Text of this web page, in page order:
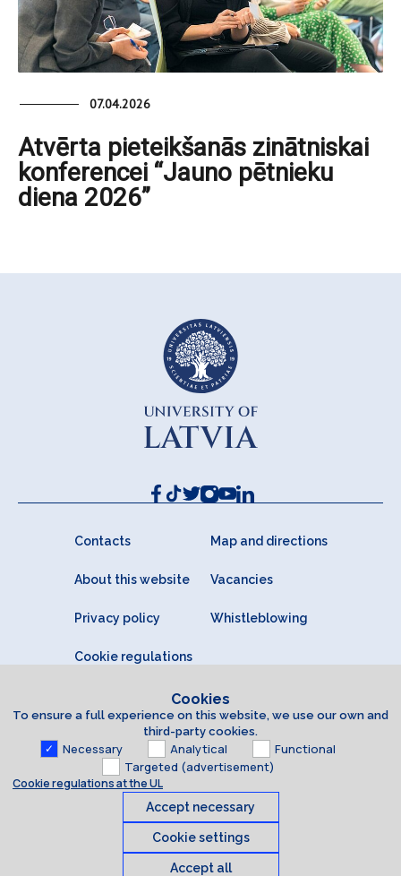
07.04.2026
Atvērta pieteikšanās zinātniskai
konferencei “Jauno pētnieku
diena 2026”
Contacts Map and directions
About this website Vacancies
Privacy policy Whistleblowing
Cookie regulations
Cookies
To ensure a full experience on this website, we use our own and
third-party cookies.
Necessary Analytical
Functional
Targeted (advertisement)
Cookie regulations at the UL
Accept necessary
Cookie settings
Accept all